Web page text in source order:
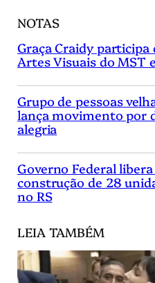
NOTAS
Graça Craidy participa
Artes Visuais do MST
Grupo de pessoas
lança movimento por
alegria
Governo Federal
construção de 28
no RS
LEIA TAMBÉM